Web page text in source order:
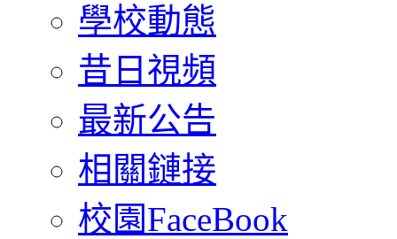
學校動態
昔日視頻
最新公告
相關鏈接
校園FaceBook